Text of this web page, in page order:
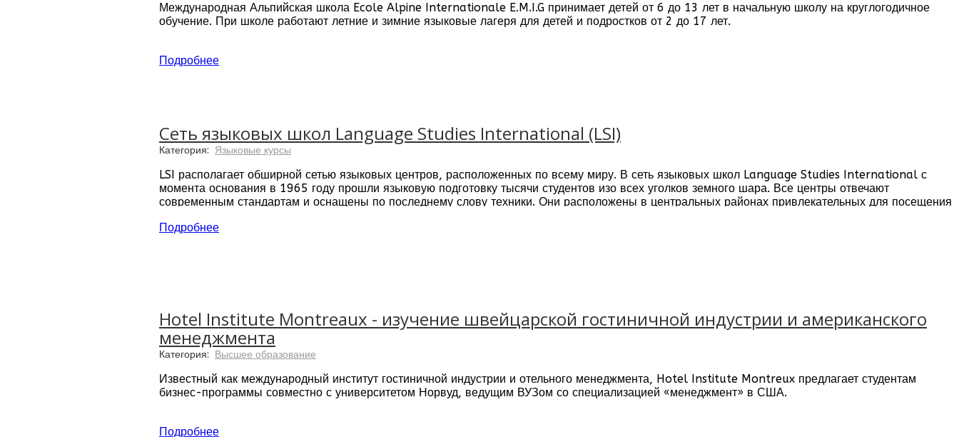
Международная Альпийская школа Ecole Alpine Internationale E.M.I.G принимает детей от 6 до 13 лет в начальную школу на круглогодичное
обучение. При школе работают летние и зимние языковые лагеря для детей и подростков от 2 до 17 лет.
позволяет детям быстро привыкнуть к новым условиям и получать удовольствие от учебы и занятий спортом. Школа
ошибки, а роль педагога состоит в руководстве самостоятельной деятельностью ребенка.
Подробнее
Сеть языковых школ Language Studies International (LSI)
Категория: Языковые курсы
LSI располагает обширной сетью языковых центров, расположенных по всему миру. В сеть языковых школ Language Studies International с
момента основания в 1965 году прошли языковую подготовку тысячи студентов изо всех уголков земного шара. Все центры отвечают
современным стандартам и оснащены по последнему слову техники. Они расположены в центральных районах привлекательных для посещения
Подробнее
Hotel Institute Montreaux - изучение швейцарской гостиничной индустрии и американского
менеджмента
Категория: Высшее образование
Известный как международный институт гостиничной индустрии и отельного менеджмента, Hotel Institute Montreux предлагает студентам
бизнес-программы совместно с университетом Норвуд, ведущим ВУЗом со специализацией «менеджмент» в США.
фестиваль Монтрё. Студенческий городок находится лишь в одном часу езды от Женевского международного аэропорта.
Подробнее